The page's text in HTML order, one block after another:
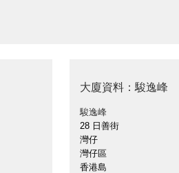
大廈資料：駿逸峰
駿逸峰
28 日善街
灣仔
灣仔區
香港島